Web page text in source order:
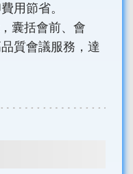
用節省。
囊括會前、會
質會議服務，達